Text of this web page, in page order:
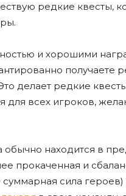
редкие квесты,
и хорошими
получаете
делает редкие
для всех игроков,
находится в
прокаченная и
сила героев)